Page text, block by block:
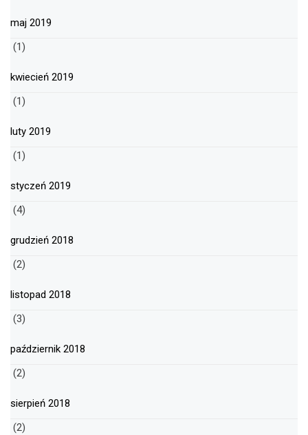
maj 2019
(1)
kwiecień 2019
(1)
luty 2019
(1)
styczeń 2019
(4)
grudzień 2018
(2)
listopad 2018
(3)
październik 2018
(2)
sierpień 2018
(2)